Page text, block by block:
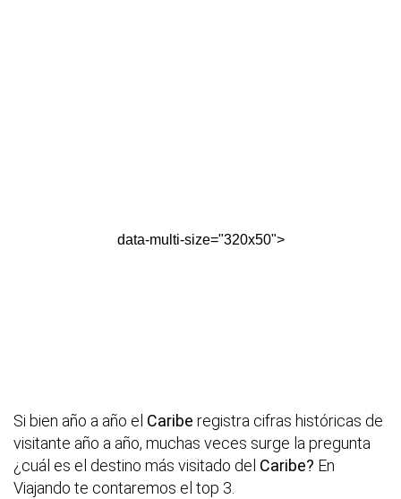
data-multi-size="320x50">
Si bien año a año el Caribe registra cifras históricas de
visitante año a año, muchas veces surge la pregunta
¿cuál es el destino más visitado del Caribe? En
Viajando te contaremos el top 3.